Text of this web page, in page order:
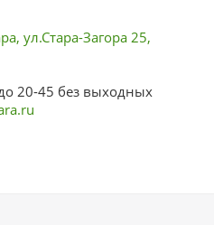
ул.Стара-Загора 25,
20-45 без выходных